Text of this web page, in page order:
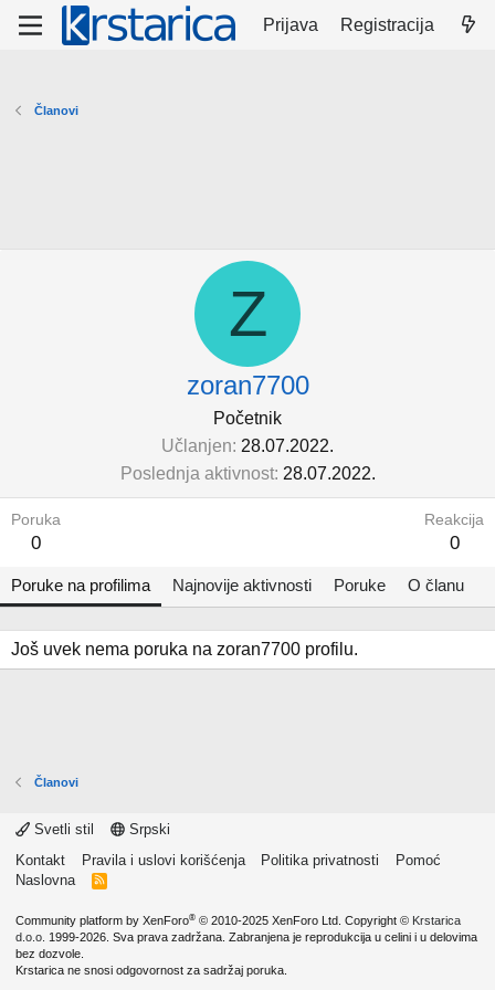
Prijava Registracija
Članovi
Z
zoran7700
Početnik
Učlanjen 28.07.2022.
Poslednja aktivnost 28.07.2022.
Poruka
0
Reakcija
0
Poruke na profilima Najnovije aktivnosti Poruke O članu
Još uvek nema poruka na zoran7700 profilu.
Članovi
Svetli stil
Srpski
Kontakt
Pravila i uslovi korišćenja Politika privatnosti
Pomoć
Naslovna
R
Community platform by XenForo® © 2010-2025 XenForo Ltd. Copyright © Krstarica
d.o.o. 1999-2026. Sva prava zadržana. Zabranjena je reprodukcija u celini i u delovima
bez dozvole.
Krstarica ne snosi odgovornost za sadržaj poruka.